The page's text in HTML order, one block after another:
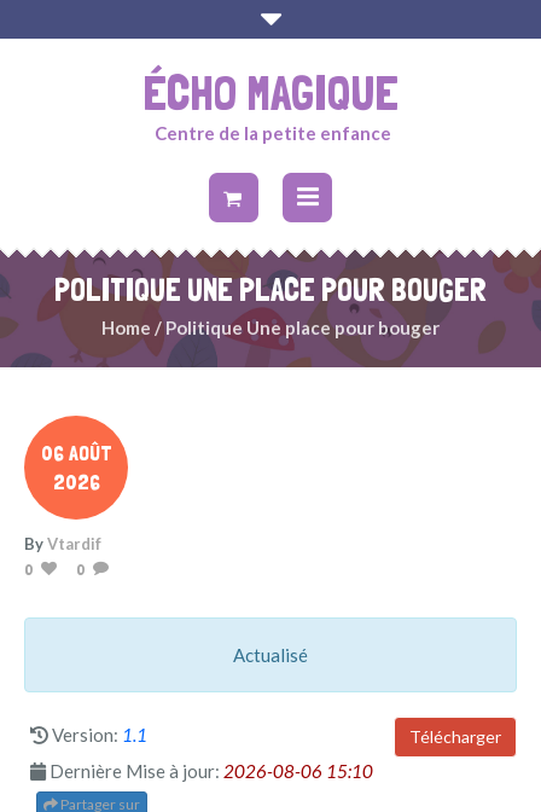
ÉCHO MAGIQUE
Centre de la petite enfance
POLITIQUE UNE PLACE POUR BOUGER
Home /Politique Une place pour bouger
06 AOÛT
2026
ByVtardif
0
0
Actualisé
Télécharger
Version: 1.1
Dernière Mise à jour: 2026-08-06 15:10
Partager sur